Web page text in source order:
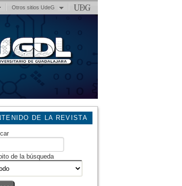
Otros sitios UdeG
DE LA REVISTA
de la búsqueda